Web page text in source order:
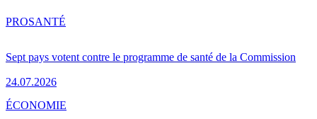
Sept pays votent contre le programme de santé de la Commission
24.07.2026
PROSANTÉ
ÉCONOMIE